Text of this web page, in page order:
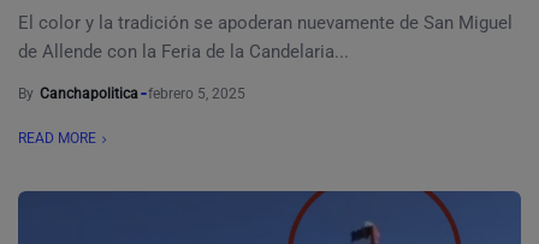
El color y la tradición se apoderan nuevamente de San Miguel
de Allende con la Feria de la Candelaria...
By Canchapolitica febrero 5, 2025
READ MORE